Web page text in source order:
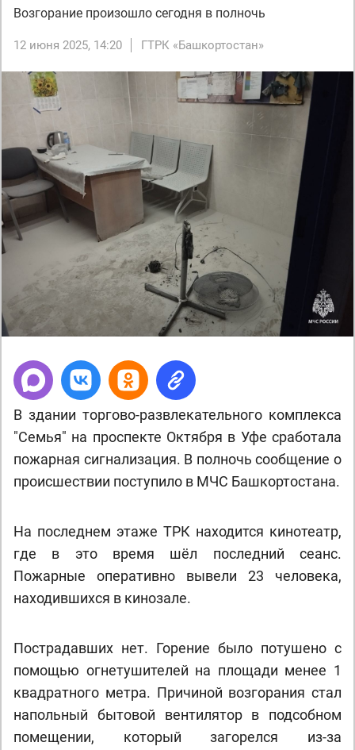
Возгорание произошло сегодня в полночь
12 июня 2025, 14:20 ГТРК «Башкортостан»
В здании торгово-развлекательного комплекса
"Семья" на проспекте Октября в Уфе сработала
пожарная сигнализация. В полночь сообщение о
происшествии поступило в МЧС Башкортостана.
На последнем этаже ТРК находится кинотеатр,
где в это время шёл последний сеанс.
Пожарные оперативно вывели 23 человека,
находившихся в кинозале.
Пострадавших нет. Горение было потушено с
помощью огнетушителей на площади менее 1
квадратного метра. Причиной возгорания стал
напольный бытовой вентилятор в подсобном
помещении, который загорелся из-за